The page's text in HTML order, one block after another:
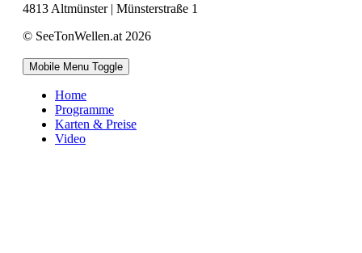
4813 Altmünster | Münsterstraße 1
© SeeTonWellen.at 2026
Mobile Menu Toggle
Home
Programme
Karten & Preise
Video